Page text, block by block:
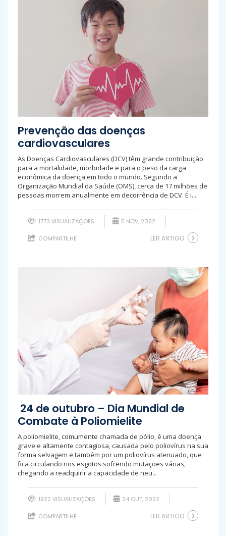
Prevenção das doenças
cardiovasculares
As Doenças Cardiovasculares (DCV) têm grande contribuição
para a mortalidade, morbidade e para o peso da carga
econômica da doença em todo o mundo. Segundo a
Organização Mundial da Saúde (OMS), cerca de 17 milhões de
pessoas morrem anualmente em decorrência de DCV. É i...
1773 VISUALIZAÇÕES 5 NOV, 2022
COMPARTILHE LER ARTIGO
24 de outubro – Dia Mundial de
Combate à Poliomielite
A poliomielite, comumente chamada de pólio, é uma doença
grave e altamente contagiosa, causada pelo poliovírus na sua
forma selvagem e também por um poliovírus atenuado, que
fica circulando nos esgotos sofrendo mutações várias,
chegando a readquirir a capacidade de neu...
1922 VISUALIZAÇÕES 24 OUT, 2022
COMPARTILHE LER ARTIGO